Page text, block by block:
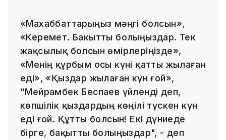
«Махаббаттарыңыз мәңгі болсын»,
«Керемет. Бакытты болыңыздар. Тек
жақсылық болсын өмірлеріңізде»,
«Менің құрбым осы күні қатты жылаған
еді», «Қыздар жылаған күн ғой»,
"Мейрамбек Беспаев үйленді деп,
көпшілік қыздардың көңілі түскен күн
еді ғой. Құтты болсын! Екі дүниеде
бірге, бақытты болыңыздар", - деп